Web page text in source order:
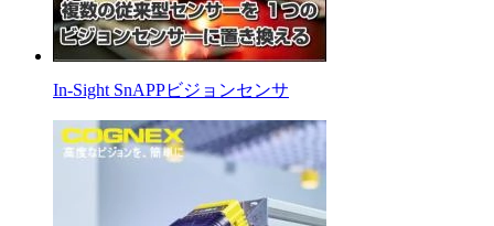
In-Sight SnAPPビジョンセンサ